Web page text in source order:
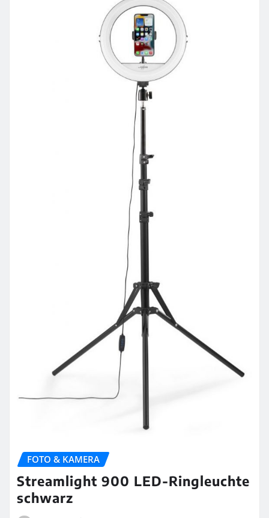
FOTO & KAMERA
Streamlight 900 LED-Ringleuchte
schwarz